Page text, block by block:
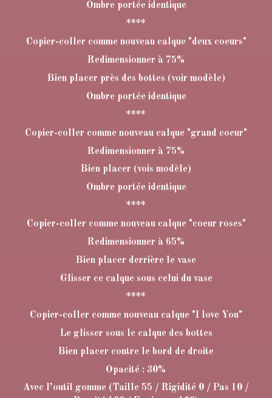
Ombre portée identique
****
Copier-coller comme nouveau calque "deux coeurs"
Redimensionner à 75%
Bien placer près des bottes (voir modèle)
Ombre portée identique
****
Copier-coller comme nouveau calque "grand coeur"
Redimensionner à 75%
Bien placer (vois modèle)
Ombre portée identique
****
Copier-coller comme nouveau calque "coeur roses"
Redimensionner à 65%
Bien placer derrière le vase
Glisser ce calque sous celui du vase
****
Copier-coller comme nouveau calque "I love You"
Le glisser sous le calque des bottes
Bien placer contre le bord de droite
Opacité : 30%
Avec l’outil gomme (Taille 55 / Rigidité 0 / Pas 10 /